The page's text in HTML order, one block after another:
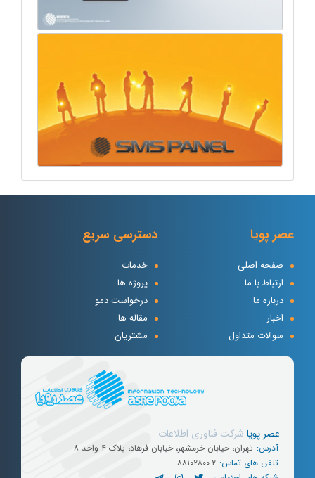
عصر پویا
صفحه اصلی
ارتباط با ما
درباره ما
اخبار
سوالات متداول
دسترسی سریع
خدمات
پروژه ها
درخواست دمو
مقاله ها
مشتریان
عصر پویا شرکت فناوری اطلاعات
آدرس: تهران، خیابان خرمشهر، خیابان فرهاد، پلاک ۴ واحد ۸
تلفن های تماس: ۸۸۱۰۲۸۰۰-۲